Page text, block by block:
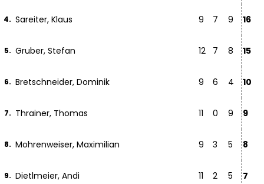
4. Sareiter, Klaus 9 7 9 16
5. Gruber, Stefan 12 7 8 15
6. Bretschneider, Dominik 9 6 4 10
7. Thrainer, Thomas 11 0 9 9
8. Mohrenweiser, Maximilian 9 3 5 8
9. Dietlmeier, Andi 11 2 5 7